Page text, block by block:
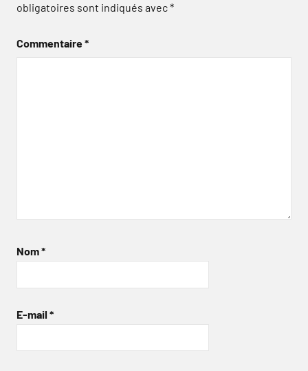
obligatoires sont indiqués avec*
Commentaire*
Nom*
E-mail *